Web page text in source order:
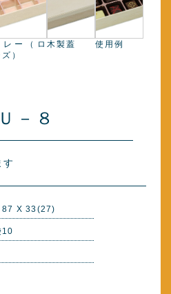
レー（ロ
）
木製蓋 使用例
－８
87 X 33(27)
10